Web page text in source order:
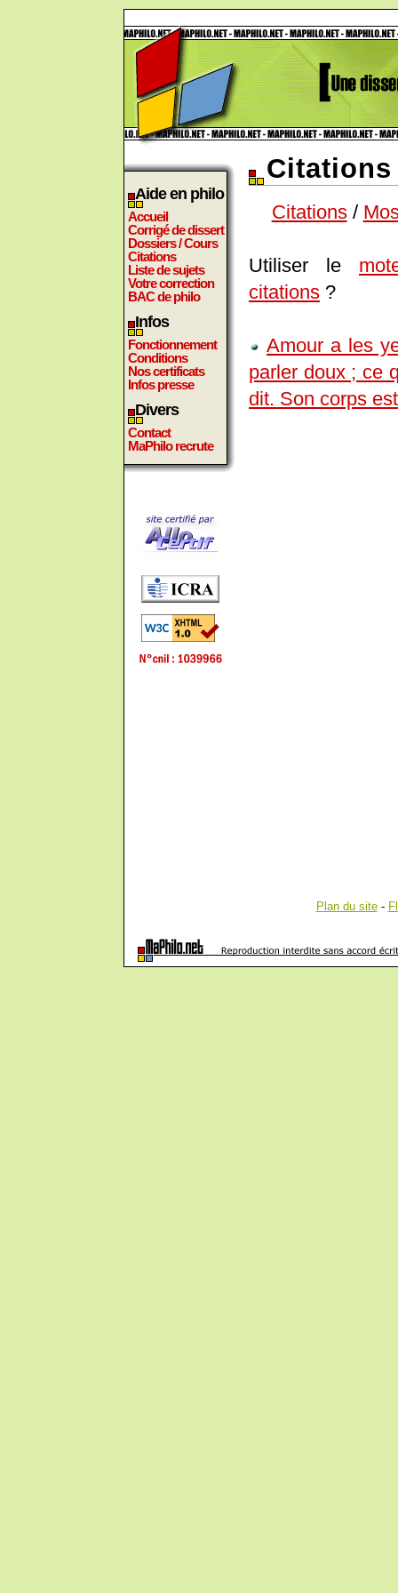
Aide en philo
Accueil
Corrigé de dissert
Dossiers / Cours
Citations
Liste de sujets
Votre correction
BAC de philo
Infos
Fonctionnement
Conditions
Nos certificats
Infos presse
Divers
Contact
MaPhilo recrute
Citations/
Utiliser le
citations ?
Amour a les
parler doux ; ce
dit. Son corps
Plan du site-